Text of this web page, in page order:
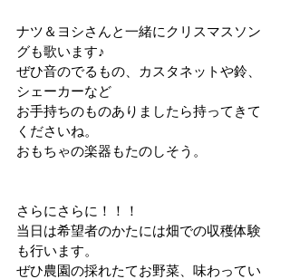
ナツ＆ヨシさんと一緒にクリスマスソン
グも歌います♪
ぜひ音のでるもの、カスタネットや鈴、
シェーカーなど
お手持ちのものありましたら持ってきて
くださいね。
おもちゃの楽器もたのしそう。
さらにさらに！！！
当日は希望者のかたには畑での収穫体験
も行います。
ぜひ農園の採れたてお野菜、味わってい